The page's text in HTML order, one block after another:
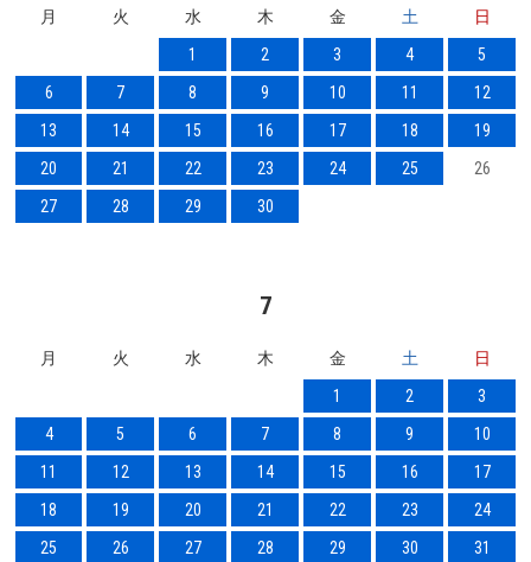
月 火 水 木 金 土
日
1
2 3 4
5
6
7 8 9 10 11
12
13
14 15 16 17 18
19
20
21 22 23 24 25
26
27
28 29 30
7
月 火 水 木 金 土
日
1
2
3
4
5 6 7 8 9
10
11
12 13 14 15 16
17
18
19 20 21 22 23
24
25
26 27 28 29 30 31